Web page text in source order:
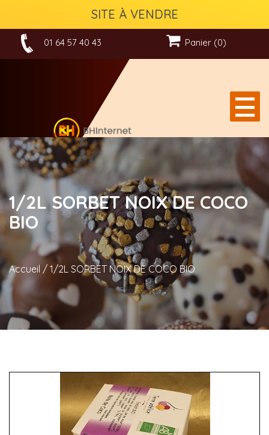
SITE À VENDRE
01 64 57 40 43 Panier (0)
1/2L SORBET NOIX DE COCO
BIO
Accueil / 1/2L SORBET NOIX DE COCO BIO